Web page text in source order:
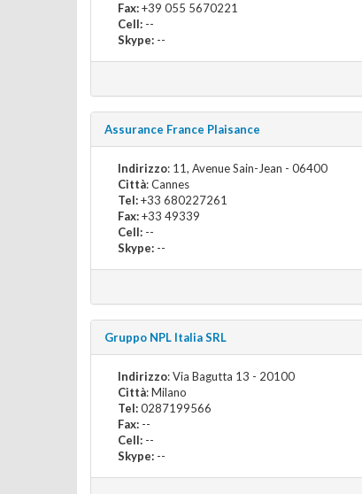
Fax:+39 055 5670221
Cell: --
Skype: --
Assurance France Plaisance
Indirizzo: 11, Avenue Sain-Jean - 06400
Città: Cannes
Tel:+33 680227261
Fax:+33 49339
Cell: --
Skype: --
Gruppo NPL Italia SRL
Indirizzo: Via Bagutta 13 - 20100
Città: Milano
Tel:0287199566
Fax: --
Cell: --
Skype: --